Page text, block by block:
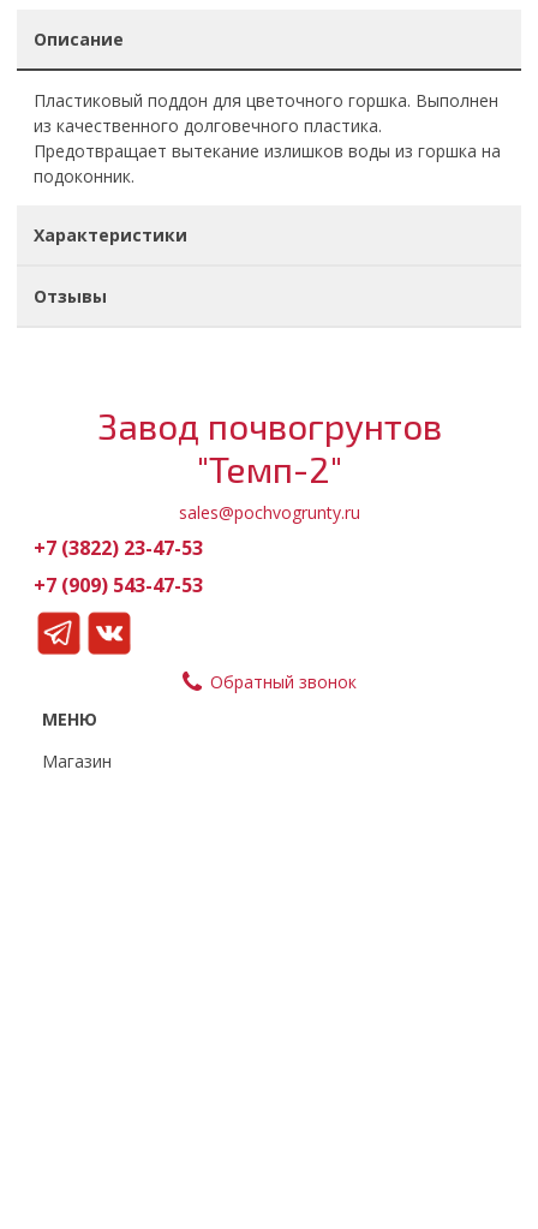
Описание
Пластиковый поддон для цветочного горшка. Выполнен
из качественного долговечного пластика.
Предотвращает вытекание излишков воды из горшка на
подоконник.
Характеристики
Отзывы
Завод почвогрунтов
"Темп-2"
sales@pochvogrunty.ru
+7 (3822) 23-47-53
+7 (909) 543-47-53
Обратный звонок
МЕНЮ
Магазин